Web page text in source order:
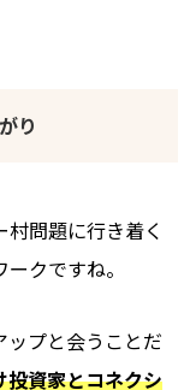
り
問題に行き着く
クですね。
プと会うことだ
投資家とコネクシ